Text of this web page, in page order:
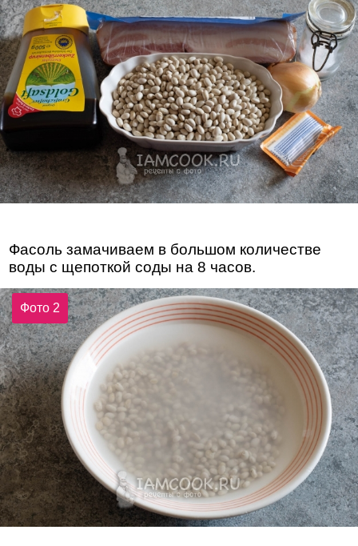
Фасоль замачиваем в большом количестве
воды с щепоткой соды на 8 часов.
Фото 2